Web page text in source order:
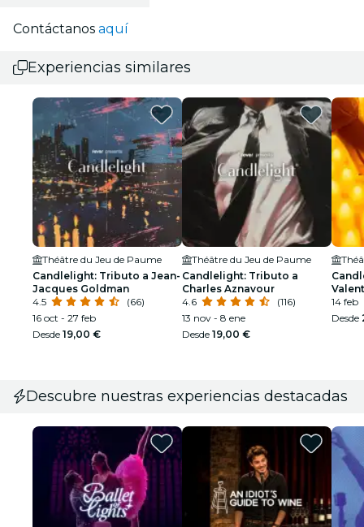
Contáctanos aquí
Experiencias similares
Théâtre du Jeu de Paume
Candlelight: Tributo a Jean-
Jacques Goldman
4.5
(66)
16 oct - 27 feb
Desde 19,00 €
Théâtre du Jeu de Paume
Candlelight: Tributo a
Charles Aznavour
4.6
(116)
13 nov - 8 ene
Desde 19,00 €
14 feb
Desde
Descubre nuestras experiencias destacadas